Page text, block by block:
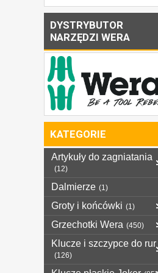
DYSTRYBUTOR
NARZĘDZI WERA
KATEGORIE
Artykuły do zagniatania
(12)
Dalmierze (1)
Groty i końcówki (1)
Grzechotki Wera (450)
Klucze i szczypce do rur
(126)